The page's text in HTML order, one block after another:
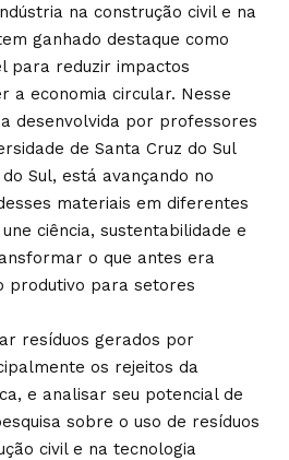
na construção civil e na
ganhado destaque como
para reduzir impactos
a economia circular. Nesse
desenvolvida por professores
de Santa Cruz do Sul
Sul, está avançando no
materiais em diferentes
ciência, sustentabilidade e
o que antes era
produtivo para setores
resíduos gerados por
os rejeitos da
e analisar seu potencial de
sobre o uso de resíduos
civil e na tecnologia